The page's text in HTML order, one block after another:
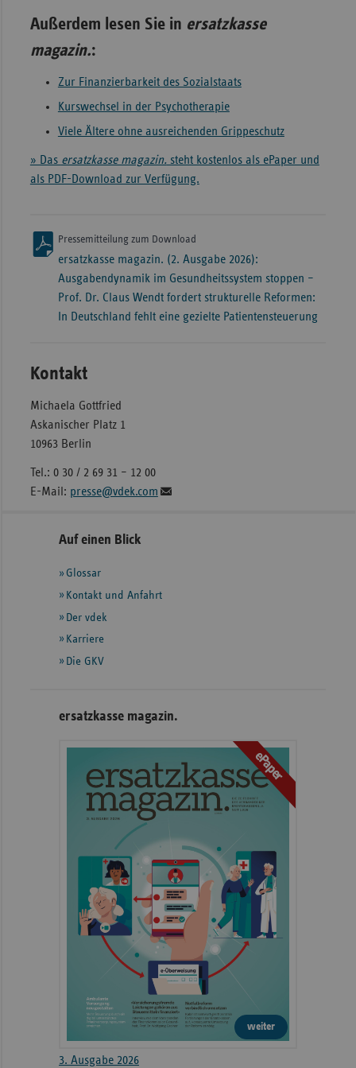
Außerdem lesen Sie in ersatzkasse
magazin.:
Zur Finanzierbarkeit des Sozialstaats
Kurswechsel in der Psychotherapie
Viele Ältere ohne ausreichenden Grippeschutz
» Das ersatzkasse magazin.steht kostenlos als ePaper und
als PDF-Download zur Verfügung.
Pressemitteilung zum Download
ersatzkasse magazin. (2. Ausgabe 2026):
Ausgabendynamik im Gesundheitssystem stoppen –
Prof. Dr. Claus Wendt fordert strukturelle Reformen:
In Deutschland fehlt eine gezielte Patientensteuerung
Kontakt
Michaela Gottfried
Askanischer Platz 1
10963 Berlin
Tel.: 0 30 / 2 69 31 – 12 00
E-Mail: presse@vdek.com
Seitennavigation
Seitenleiste
weiteren
Informationen
Auf einen Blick
Glossar
Kontakt und Anfahrt
Der vdek
Karriere
Die GKV
ersatzkasse magazin.
ePaper
weiter
3. Ausgabe 2026